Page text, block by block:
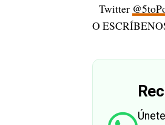
Twitter
O